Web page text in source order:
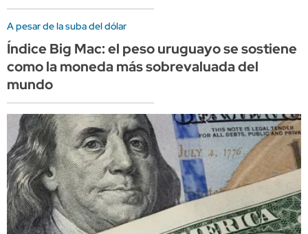
A pesar de la suba del dólar
Índice Big Mac: el peso uruguayo se sostiene
como la moneda más sobrevaluada del
mundo